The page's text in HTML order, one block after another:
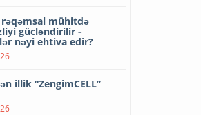
rəqəmsal mühitdə
gücləndirilir -
nəyi ehtiva edir?
illik “ZengimCELL”